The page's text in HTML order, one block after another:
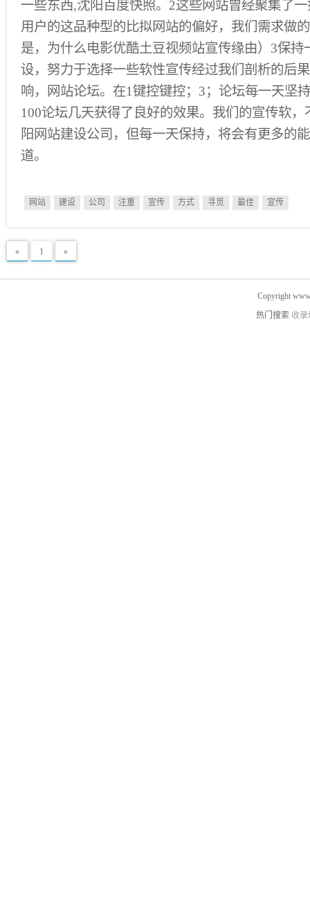
一些东西,沈阳百度快照。2这些网站曾经聚集了
用户的这品种型的比拟网站的偏好，我们需求做
是，为什么电影优酷土豆视频站宣传缘由）3保持
设，努力于选择一些软性宣传经过我们剖析的后
响，网站论坛。在1键控键控；3；论坛每一天坚
100论坛几天获得了良好的效果。我们的宣传软
阳网站建设公司，但每一天保持，将会有更多的
道。
网站 建设 公司 注重 宣传 方式 寻觅 最佳 宣传
« 1 »
Copyright
热门搜索 收录